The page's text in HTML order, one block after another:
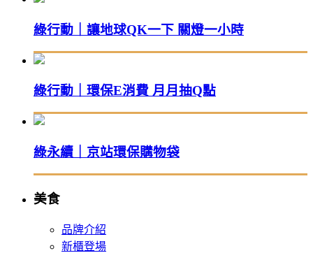
綠行動｜讓地球QK一下 關燈一小時
綠行動｜環保E消費 月月抽Q點
綠永續｜京站環保購物袋
美食
品牌介紹
新櫃登場